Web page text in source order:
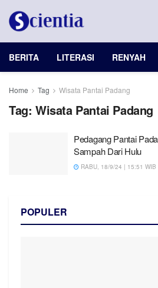
BERITA LITERASI RENYAH
Home Tag Wisata Pantai Padang
Tag: Wisata Pantai Padang
Pedagang Pantai
Sampah Dari Hulu
RABU, 18/9/24 | 15:51 WIB
POPULER